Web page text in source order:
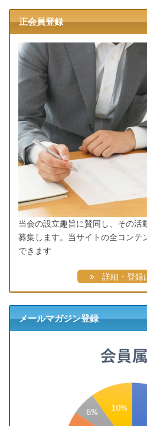
正会員登録
当会の設立趣旨に賛同し、その活
募集します。当サイトの全コンテ
できます
詳細・登録
メールマガジン登録